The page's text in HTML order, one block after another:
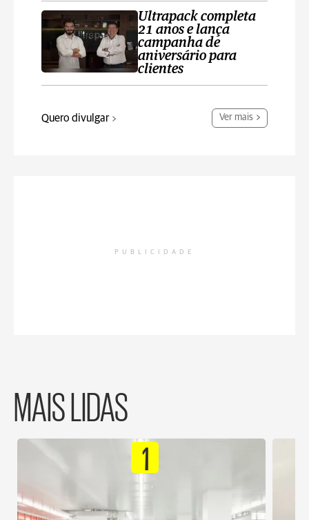
Ultrapack completa
21 anos e lança
campanha de
aniversário para
clientes
Quero divulgar Ver mais
PUBLICIDADE
MAIS LIDAS
1